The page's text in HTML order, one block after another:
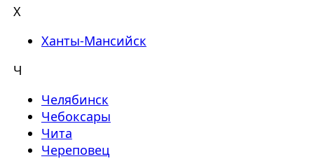
Х
Ханты-Мансийск
Ч
Челябинск
Чебоксары
Чита
Череповец